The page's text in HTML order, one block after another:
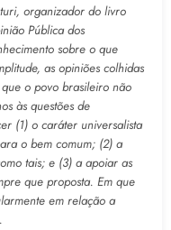
organizador do livro
Pública dos
sobre o que
as opiniões colhidas
o povo brasileiro não
às questões de
(1) o caráter universalista
o bem comum; (2) a
tais; e (3) a apoiar as
que proposta. Em que
em relação a